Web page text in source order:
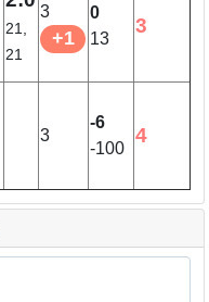
21,
21
3
+1
0
13
3
3
-6
-100
4